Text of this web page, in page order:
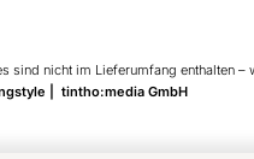
sind nicht im Lieferumfang enthalten –
| tintho:media GmbH